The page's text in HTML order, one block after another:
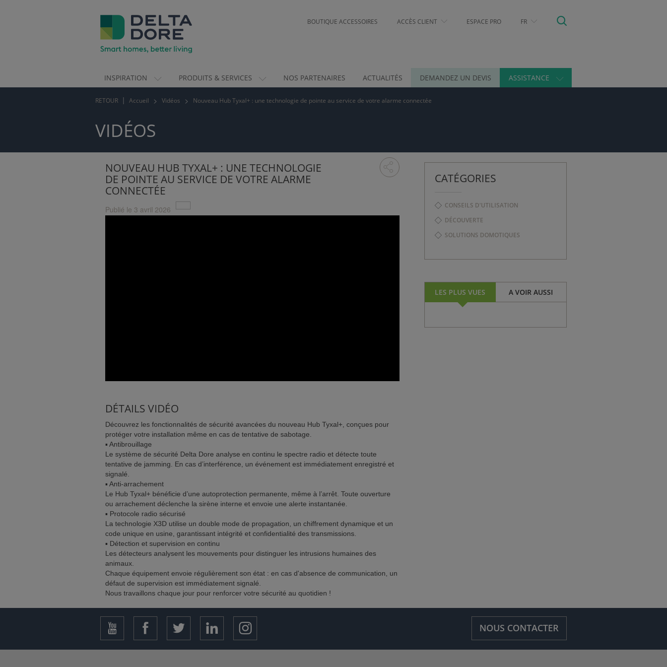
BOUTIQUE ACCESSOIRES ACCÈS CLIENT ESPACE PRO FR
INSPIRATION PRODUITS & SERVICES NOS PARTENAIRES ACTUALITÉS DEMANDEZ UN DEVIS ASSISTANCE
RETOUR Accueil Vidéos Nouveau Hub Tyxal+ : une technologie de pointe au service de votre alarme connectée
VIDÉOS
NOUVEAU HUB TYXAL+ : UNE TECHNOLOGIE
DE POINTE AU SERVICE DE VOTRE ALARME
CONNECTÉE
Publié le 3 avril 2026
DÉTAILS VIDÉO
Découvrez les fonctionnalités de sécurité avancées du nouveau Hub Tyxal+, conçues pour
protéger votre installation même en cas de tentative de sabotage.
▪️ Antibrouillage
Le système de sécurité Delta Dore analyse en continu le spectre radio et détecte toute
tentative de jamming. En cas d’interférence, un événement est immédiatement enregistré et
signalé.
▪️ Anti-arrachement
Le Hub Tyxal+ bénéficie d’une autoprotection permanente, même à l’arrêt. Toute ouverture
ou arrachement déclenche la sirène interne et envoie une alerte instantanée.
▪️ Protocole radio sécurisé
La technologie X3D utilise un double mode de propagation, un chiffrement dynamique et un
code unique en usine, garantissant intégrité et confidentialité des transmissions.
▪️ Détection et supervision en continu
Les détecteurs analysent les mouvements pour distinguer les intrusions humaines des
animaux.
Chaque équipement envoie régulièrement son état : en cas d'absence de communication, un
défaut de supervision est immédiatement signalé.
Nous travaillons chaque jour pour renforcer votre sécurité au quotidien !
CATÉGORIES
CONSEILS D'UTILISATION
DÉCOUVERTE
SOLUTIONS DOMOTIQUES
LES PLUS VUES A VOIR AUSSI
NOUS CONTACTER